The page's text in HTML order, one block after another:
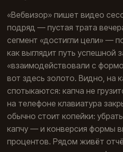
«Вебвизор» пишет видео
подряд — пустая трата
сегмент «достигли цели» —
как выглядит путь успешной
«взаимодействовали с
вот здесь золото. Видно, на
спотыкаются: капча не
на телефоне клавиатура
обычно стоит копейки:
капчу — и конверсия формы
процентов. Рядом живёт